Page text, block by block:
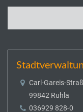
Carl-Gareis-
99842 Ruhla
036929 828-0